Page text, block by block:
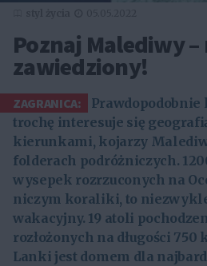
Poznaj Malediwy –
zawiedziony!
ZAGRANICA:
Prawdopodobnie
trochę interesuje się
kierunkami, kojarzy
folderach podróżniczych.
wysepek rozrzuconych na
niczym koraliki, to
wakacyjny. 19 atoli
rozłożonych na długości 750
Lanki jest domem dla